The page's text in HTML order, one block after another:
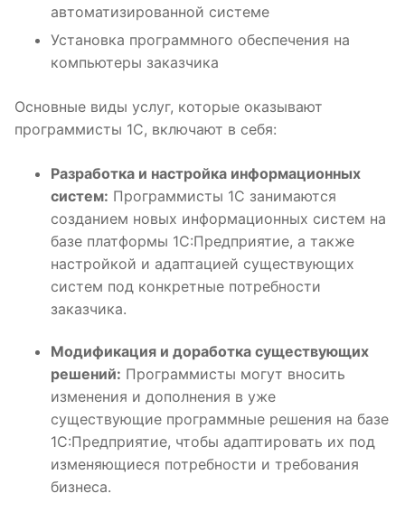
автоматизированной системе
Установка программного обеспечения на
компьютеры заказчика
Основные виды услуг, которые оказывают
программисты 1С, включают в себя:
Разработка и настройка информационных
систем: Программисты 1С занимаются
созданием новых информационных систем на
базе платформы 1С:Предприятие, а также
настройкой и адаптацией существующих
систем под конкретные потребности
заказчика.
Модификация и доработка существующих
решений: Программисты могут вносить
изменения и дополнения в уже
существующие программные решения на базе
1С:Предприятие, чтобы адаптировать их под
изменяющиеся потребности и требования
бизнеса.